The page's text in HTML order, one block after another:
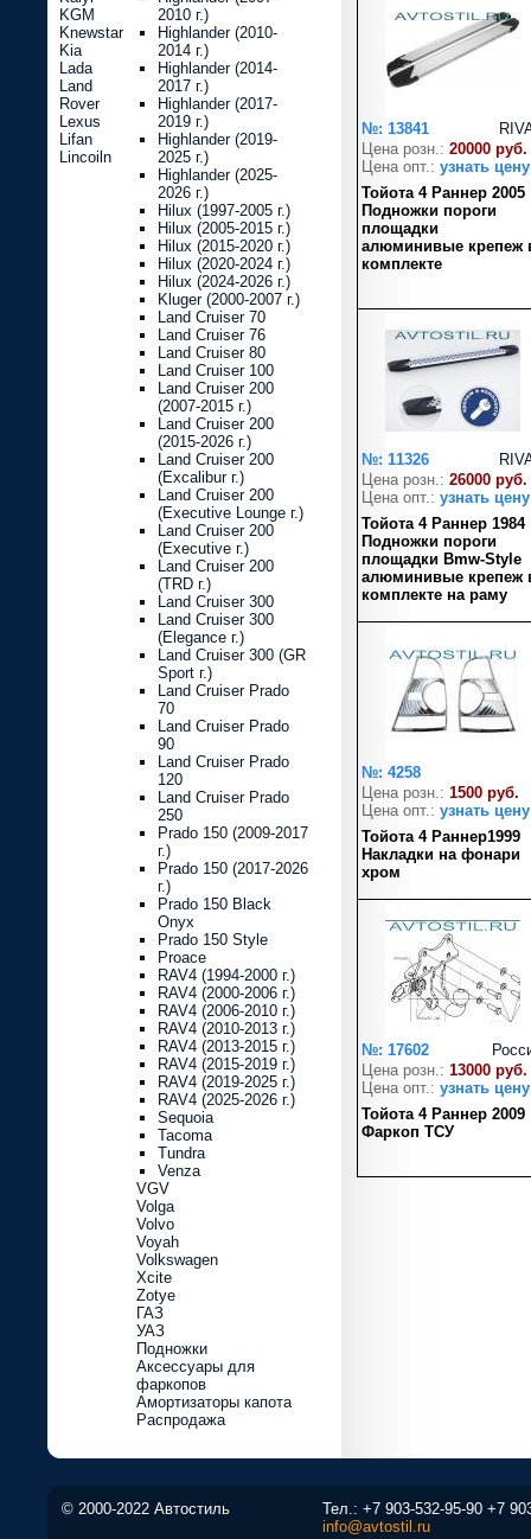
№: 13841
Цена розн.: 20000 руб.
Цена опт.: узнать цену
Тойота 4 Раннер 2005
Подножки пороги
площадки
алюминивые крепеж
комплекте
№: 11326
Цена розн.: 26000 руб.
Цена опт.: узнать цену
Тойота 4 Раннер 1984
Подножки пороги
площадки Bmw-Style
алюминивые крепеж
комплекте на раму
№: 4258
Цена розн.: 1500 руб.
Цена опт.: узнать цену
Тойота 4 Раннер1999
Накладки на фонари
хром
№: 17602
Цена розн.: 13000 руб.
Цена опт.: узнать цену
Тойота 4 Раннер 2009
Фаркоп ТСУ
KGM
Knewstar
Kia
Lada
Land
Rover
Lexus
Lifan
Lincoiln
2010 г.)
Highlander (2010-
2014 г.)
Highlander (2014-
2017 г.)
Highlander (2017-
2019 г.)
Highlander (2019-
2025 г.)
Highlander (2025-
2026 г.)
Hilux (1997-2005 г.)
Hilux (2005-2015 г.)
Hilux (2015-2020 г.)
Hilux (2020-2024 г.)
Hilux (2024-2026 г.)
Kluger (2000-2007 г.)
Land Cruiser 70
Land Cruiser 76
Land Cruiser 80
Land Cruiser 100
Land Cruiser 200
(2007-2015 г.)
Land Cruiser 200
(2015-2026 г.)
Land Cruiser 200
(Excalibur г.)
Land Cruiser 200
(Executive Lounge г.)
Land Cruiser 200
(Executive г.)
Land Cruiser 200
(TRD г.)
Land Cruiser 300
Land Cruiser 300
(Elegance г.)
Land Cruiser 300 (GR
Sport г.)
Land Cruiser Prado
70
Land Cruiser Prado
90
Land Cruiser Prado
120
Land Cruiser Prado
250
Prado 150 (2009-2017
г.)
Prado 150 (2017-2026
г.)
Prado 150 Black
Onyx
Prado 150 Style
Proace
RAV4 (1994-2000 г.)
RAV4 (2000-2006 г.)
RAV4 (2006-2010 г.)
RAV4 (2010-2013 г.)
RAV4 (2013-2015 г.)
RAV4 (2015-2019 г.)
RAV4 (2019-2025 г.)
RAV4 (2025-2026 г.)
Sequoia
Tacoma
Tundra
Venza
VGV
Volga
Volvo
Voyah
Volkswagen
Xcite
Zotye
ГАЗ
УАЗ
Подножки
Аксессуары для
фаркопов
Амортизаторы капота
Распродажа
© 2000-2022 Автостиль Тел.: +7 903-532-95-90 +7
info@avtostil.ru